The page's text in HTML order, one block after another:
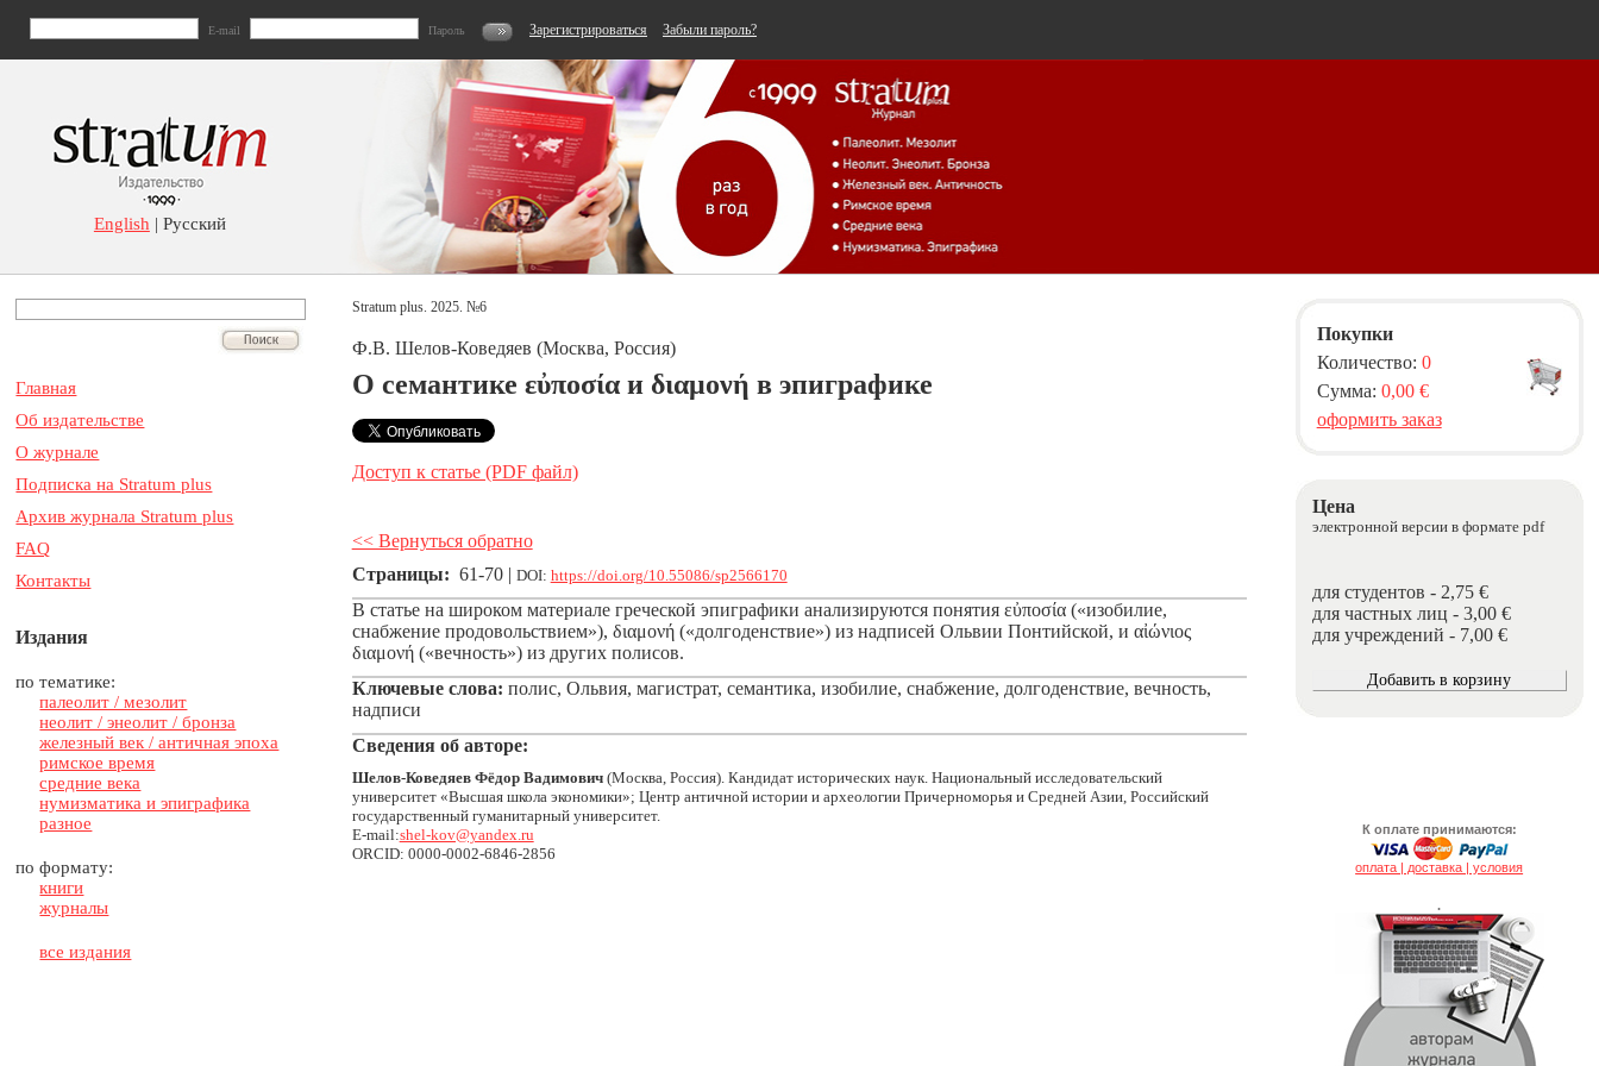
E-mail Пароль Зарегистрироваться Забыли пароль?
English | Русский
Главная
Об издательстве
О журнале
Подписка на Stratum plus
Архив журнала Stratum plus
FAQ
Контакты
Издания
по тематике:
палеолит / мезолит
неолит / энеолит / бронза
железный век / античная эпоха
римское время
средние века
нумизматика и эпиграфика
разное
по формату:
книги
журналы
все издания
Stratum plus. 2025. №6
Ф.В. Шелов-Коведяев (Москва, Россия)
О семантике εὐποσία и διαμονή в эпиграфике
Доступ к статье (PDF файл)
<< Вернуться обратно
Страницы: 61-70 | DOI: https://doi.org/10.55086/sp2566170
В статье на широком материале греческой эпиграфики анализируются понятия εὐποσία («изобилие,
снабжение продовольствием»), διαμονή («долгоденствие») из надписей Ольвии Понтийской, и αἰώνιος
διαμονή («вечность») из других полисов.
Ключевые слова: полис, Ольвия, магистрат, семантика, изобилие, снабжение, долгоденствие, вечность,
надписи
Сведения об авторе:
Шелов‑Коведяев Фёдор Вадимович(Москва, Россия). Кандидат исторических наук. Национальный исследовательский
университет «Высшая школа экономики»; Центр античной истории и археологии Причерноморья и Средней Азии, Российский
государственный гуманитарный университет.
E-mail:shel-kov@yandex.ru
ORCID: 0000-0002-6846-2856
Покупки
Количество: 0
Сумма: 0,00 €
оформить заказ
Цена
электронной версии в формате pdf
для студентов - 2,75 €
для частных лиц - 3,00 €
для учреждений - 7,00 €
К оплате принимаются:
оплата | доставка | условия
.